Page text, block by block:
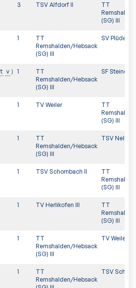
3 TSV Alfdorf II
TT
(SG) III
1
TT
Remshalden/Hebsack
(SG) III
SV
t v 1
TT
Remshalden/Hebsack
(SG) III
SF
1 TV Weiler
TT
(SG) III
1
TT
Remshalden/Hebsack
(SG) III
TSV
1 TSV Schornbach II
TT
(SG) III
1 TV Herlikofen III
TT
(SG) III
1
TT
Remshalden/Hebsack
(SG) III
TV Weiler
1
TT
Remshalden/Hebsack
TSV